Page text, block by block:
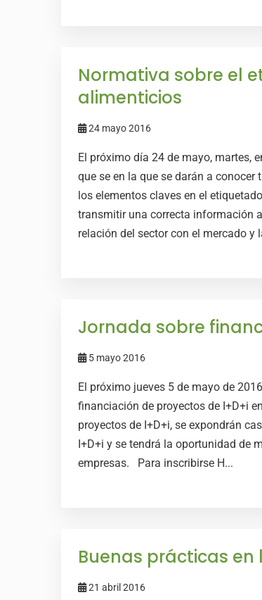
Normativa sobre el
alimenticios
24 mayo 2016
El próximo día 24 de mayo, martes,
que se en la que se darán a
los elementos claves en el
transmitir una correcta información
relación del sector con el mercado y
Jornada sobre
5 mayo 2016
El próximo jueves 5 de mayo de
financiación de proyectos de I+D+i
proyectos de I+D+i, se expondrán
I+D+i y se tendrá la oportunidad de
empresas. Para inscribirse H...
Buenas prácticas
21 abril 2016